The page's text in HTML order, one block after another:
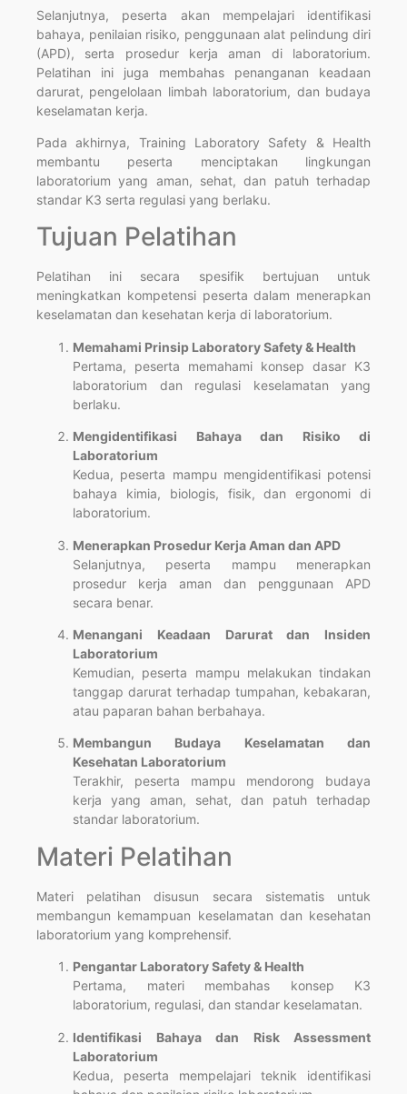
Selanjutnya, peserta akan mempelajari identifikasi
bahaya, penilaian risiko, penggunaan alat pelindung diri
(APD), serta prosedur kerja aman di laboratorium.
Pelatihan ini juga membahas penanganan keadaan
darurat, pengelolaan limbah laboratorium, dan budaya
keselamatan kerja.
Pada akhirnya, Training Laboratory Safety & Health
membantu peserta menciptakan lingkungan
laboratorium yang aman, sehat, dan patuh terhadap
standar K3 serta regulasi yang berlaku.
Tujuan Pelatihan
Pelatihan ini secara spesifik bertujuan untuk
meningkatkan kompetensi peserta dalam menerapkan
keselamatan dan kesehatan kerja di laboratorium.
Memahami Prinsip Laboratory Safety & Health
Pertama, peserta memahami konsep dasar K3
laboratorium dan regulasi keselamatan yang
berlaku.
Mengidentifikasi Bahaya dan Risiko di
Laboratorium
Kedua, peserta mampu mengidentifikasi potensi
bahaya kimia, biologis, fisik, dan ergonomi di
laboratorium.
Menerapkan Prosedur Kerja Aman dan APD
Selanjutnya, peserta mampu menerapkan
prosedur kerja aman dan penggunaan APD
secara benar.
Menangani Keadaan Darurat dan Insiden
Laboratorium
Kemudian, peserta mampu melakukan tindakan
tanggap darurat terhadap tumpahan, kebakaran,
atau paparan bahan berbahaya.
Membangun Budaya Keselamatan dan
Kesehatan Laboratorium
Terakhir, peserta mampu mendorong budaya
kerja yang aman, sehat, dan patuh terhadap
standar laboratorium.
Materi Pelatihan
Materi pelatihan disusun secara sistematis untuk
membangun kemampuan keselamatan dan kesehatan
laboratorium yang komprehensif.
Pengantar Laboratory Safety & Health
Pertama, materi membahas konsep K3
laboratorium, regulasi, dan standar keselamatan.
Identifikasi Bahaya dan Risk Assessment
Laboratorium
Kedua, peserta mempelajari teknik identifikasi